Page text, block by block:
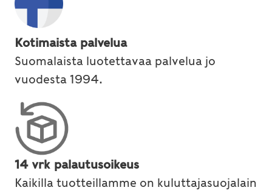
Kotimaista palvelua
Suomalaista luotettavaa palvelua jo
vuodesta 1994.
14 vrk palautusoikeus
Kaikilla tuotteillamme on kuluttajasuojalain